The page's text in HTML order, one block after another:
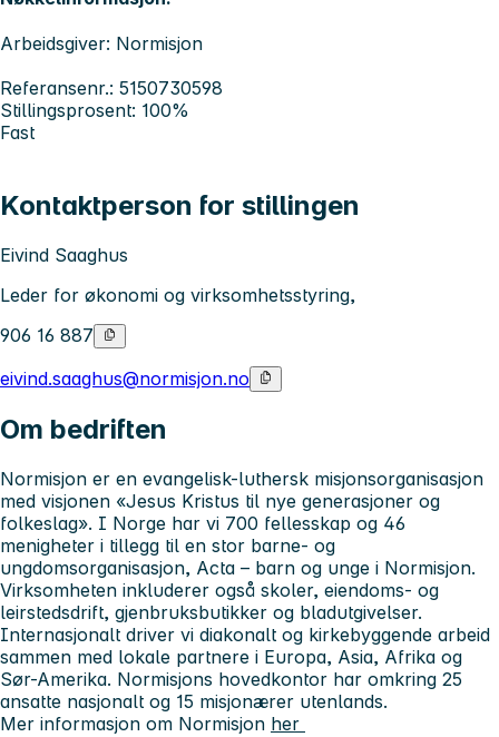
Arbeidsgiver: Normisjon
Referansenr.: 5150730598
Stillingsprosent: 100%
Fast
Kontaktperson for stillingen
Eivind Saaghus
Leder for økonomi og virksomhetsstyring,
906 16 887
eivind.saaghus@normisjon.no
Om bedriften
Normisjon er en evangelisk-luthersk misjonsorganisasjon
med visjonen «Jesus Kristus til nye generasjoner og
folkeslag». I Norge har vi 700 fellesskap og 46
menigheter i tillegg til en stor barne- og
ungdomsorganisasjon, Acta – barn og unge i Normisjon.
Virksomheten inkluderer også skoler, eiendoms- og
leirstedsdrift, gjenbruksbutikker og bladutgivelser.
Internasjonalt driver vi diakonalt og kirkebyggende arbeid
sammen med lokale partnere i Europa, Asia, Afrika og
Sør-Amerika. Normisjons hovedkontor har omkring 25
ansatte nasjonalt og 15 misjonærer utenlands.
Mer informasjon om Normisjon her